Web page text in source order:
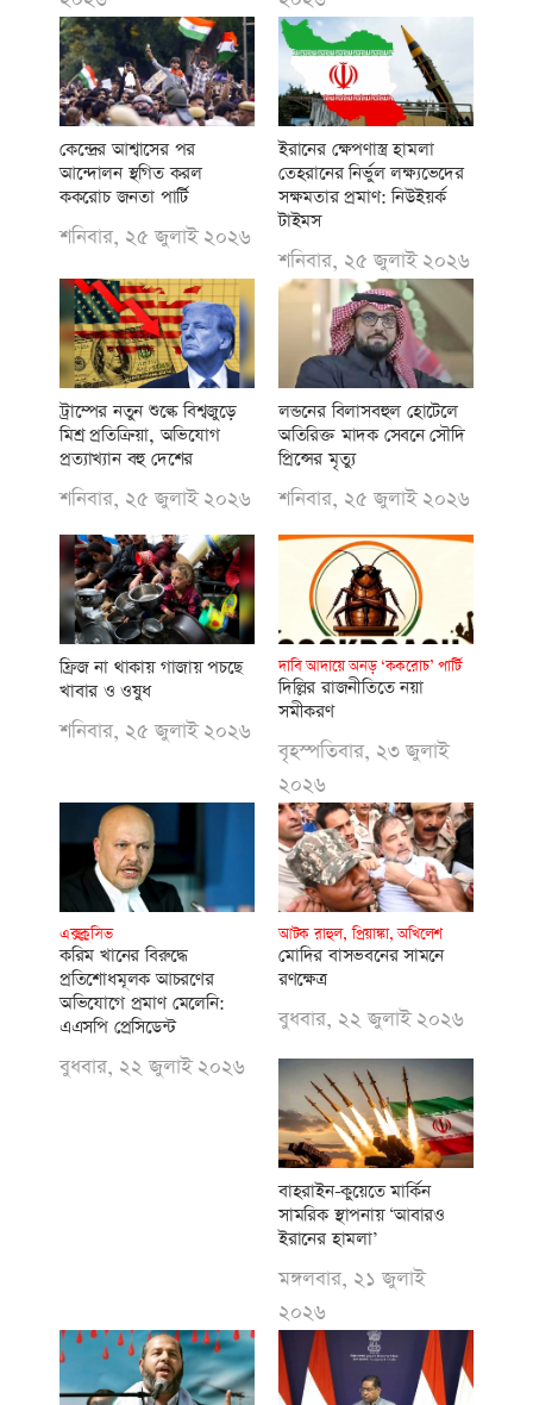
কেন্দ্রের আশ্বাসের পর
আন্দোলন স্থগিত করল
ককরোচ জনতা পার্টি
শনিবার, ২৫ জুলাই ২০২৬
ইরানের ক্ষেপণাস্ত্র হামলা
তেহরানের নির্ভুল লক্ষ্যভেদের
সক্ষমতার প্রমাণ: নিউইয়র্ক
টাইমস
শনিবার, ২৫ জুলাই ২০২৬
ট্রাম্পের নতুন শুল্কে বিশ্বজুড়ে
মিশ্র প্রতিক্রিয়া, অভিযোগ
প্রত্যাখ্যান বহু দেশের
শনিবার, ২৫ জুলাই ২০২৬
লন্ডনের বিলাসবহুল হোটেলে
অতিরিক্ত মাদক সেবনে সৌদি
প্রিন্সের মৃত্যু
শনিবার, ২৫ জুলাই ২০২৬
ফ্রিজ না থাকায় গাজায় পচছে
খাবার ও ওষুধ
শনিবার, ২৫ জুলাই ২০২৬
দাবি আদায়ে অনড় ‘ককরোচ’ পার্টি
দিল্লির রাজনীতিতে নয়া
সমীকরণ
বৃহস্পতিবার, ২৩ জুলাই
২০২৬
এক্সক্লুসিভ
করিম খানের বিরুদ্ধে
প্রতিশোধমূলক আচরণের
অভিযোগে প্রমাণ মেলেনি:
এএসপি প্রেসিডেন্ট
বুধবার, ২২ জুলাই ২০২৬
আটক রাহুল, প্রিয়াঙ্কা, অখিলেশ
মোদির বাসভবনের সামনে
রণক্ষেত্র
বুধবার, ২২ জুলাই ২০২৬
বাহরাইন-কুয়েতে মার্কিন
সামরিক স্থাপনায় ‘আবারও
ইরানের হামলা’
মঙ্গলবার, ২১ জুলাই
২০২৬